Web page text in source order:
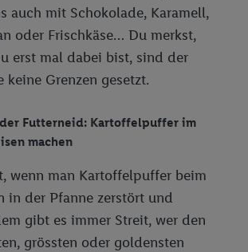
auch mit Schokolade, Karamell,
oder Frischkäse… Du merkst,
erst mal dabei bist, sind der
keine Grenzen gesetzt.
Futterneid: Kartoffelpuffer im
machen
wenn man Kartoffelpuffer beim
in der Pfanne zerstört und
gibt es immer Streit, wer den
grössten oder goldensten